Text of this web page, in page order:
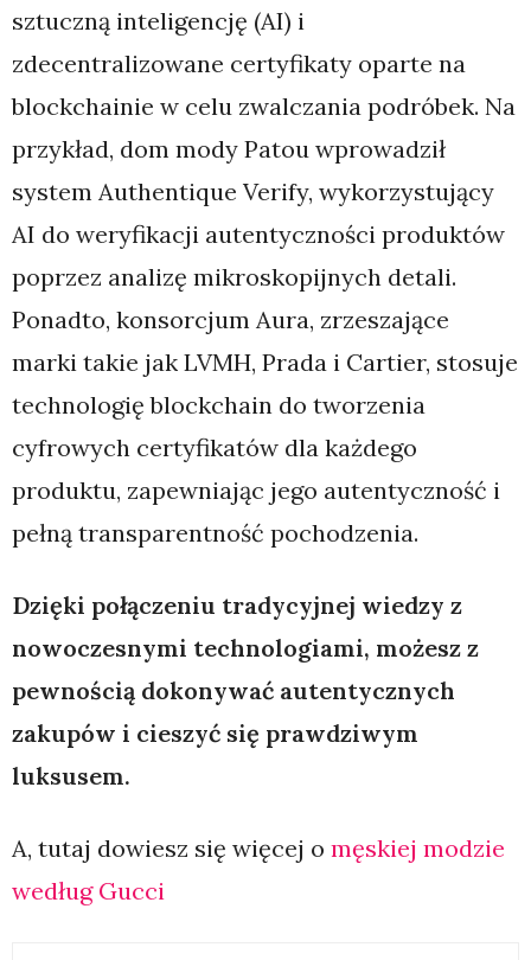
sztuczną inteligencję (AI) i
zdecentralizowane certyfikaty oparte na
blockchainie w celu zwalczania podróbek. Na
przykład, dom mody Patou wprowadził
system Authentique Verify, wykorzystujący
AI do weryfikacji autentyczności produktów
poprzez analizę mikroskopijnych detali.
Ponadto, konsorcjum Aura, zrzeszające
marki takie jak LVMH, Prada i Cartier, stosuje
technologię blockchain do tworzenia
cyfrowych certyfikatów dla każdego
produktu, zapewniając jego autentyczność i
pełną transparentność pochodzenia.
Dzięki połączeniu tradycyjnej wiedzy z
nowoczesnymi technologiami, możesz z
pewnością dokonywać autentycznych
zakupów i cieszyć się prawdziwym
luksusem.
A, tutaj dowiesz się więcej o męskiej modzie
według Gucci